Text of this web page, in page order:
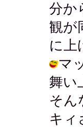
分か
観が
に上
マ
舞い
そん
キィ